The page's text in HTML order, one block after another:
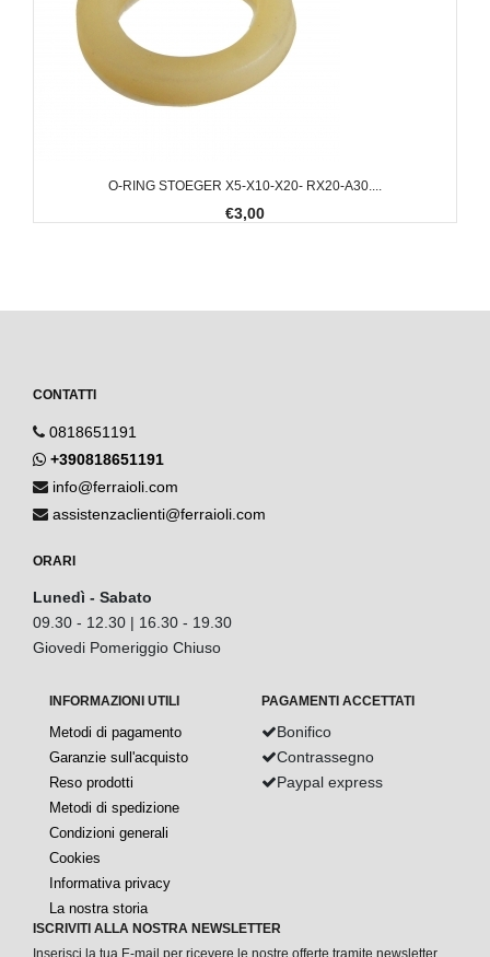
O-RING STOEGER X5-X10-X20- RX20-A30....
€3,00
CONTATTI
0818651191
+390818651191
info@ferraioli.com
assistenzaclienti@ferraioli.com
ORARI
Lunedì - Sabato
09.30 - 12.30 | 16.30 - 19.30
Giovedi Pomeriggio Chiuso
INFORMAZIONI UTILI
Metodi di pagamento
Garanzie sull'acquisto
Reso prodotti
Metodi di spedizione
Condizioni generali
Cookies
Informativa privacy
La nostra storia
PAGAMENTI ACCETTATI
Bonifico
Contrassegno
Paypal express
ISCRIVITI ALLA NOSTRA NEWSLETTER
Inserisci la tua E-mail per ricevere le nostre offerte tramite newsletter.